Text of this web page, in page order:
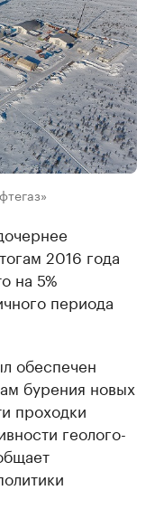
2016 года
на 5%
периода
обеспечен
бурения новых
проходки
геолого-